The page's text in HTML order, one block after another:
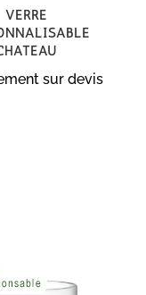
Verre
sur devis